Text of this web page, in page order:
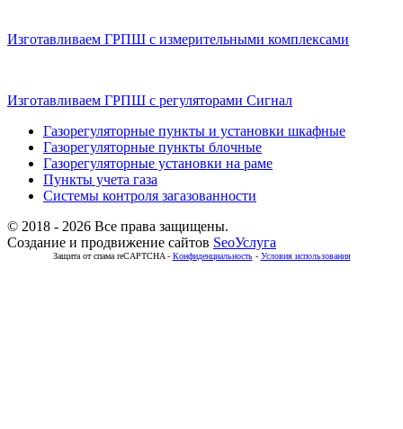
Изготавливаем ГРПШ с измерительными комплексами
Изготавливаем ГРПШ с регуляторами Сигнал
Газорегуляторные пункты и установки шкафные
Газорегуляторные пункты блочные
Газорегуляторные установки на раме
Пункты учета газа
Системы контроля загазованности
© 2018 - 2026 Все права защищены.
Создание и продвижение сайтов SeoУслуга
Защита от спама reCAPTCHA - Конфиденциальность- Условия использования